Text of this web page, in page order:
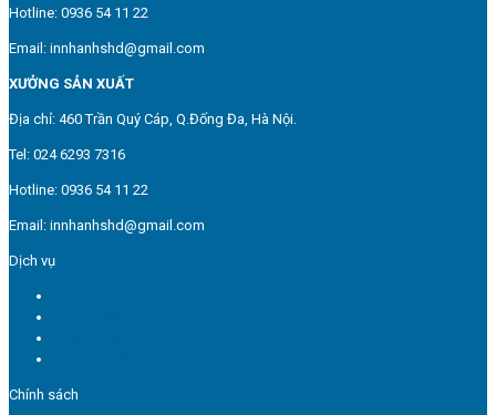
Hotline: 0936 54 11 22
Email: innhanhshd@gmail.com
XƯỞNG SẢN XUẤT
Địa chỉ: 460 Trần Quý Cáp, Q.Đống Đa, Hà Nội.
Tel: 024 6293 7316
Hotline: 0936 54 11 22
Email: innhanhshd@gmail.com
Dịch vụ
Chính sách